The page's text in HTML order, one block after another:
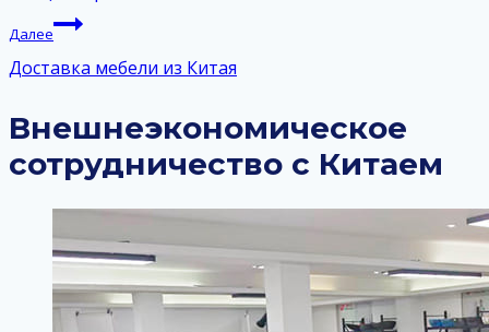
записям
Далее
Доставка мебели из Китая
Внешнеэкономическое
сотрудничество с Китаем